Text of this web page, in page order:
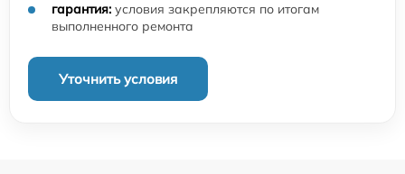
гарантия: условия закрепляются по итогам
выполненного ремонта
Уточнить условия